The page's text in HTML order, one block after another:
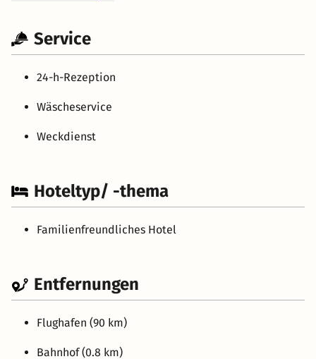
Service
24-h-Rezeption
Wäscheservice
Weckdienst
Hoteltyp/ -thema
Familienfreundliches Hotel
Entfernungen
Flughafen (90 km)
Bahnhof (0.8 km)